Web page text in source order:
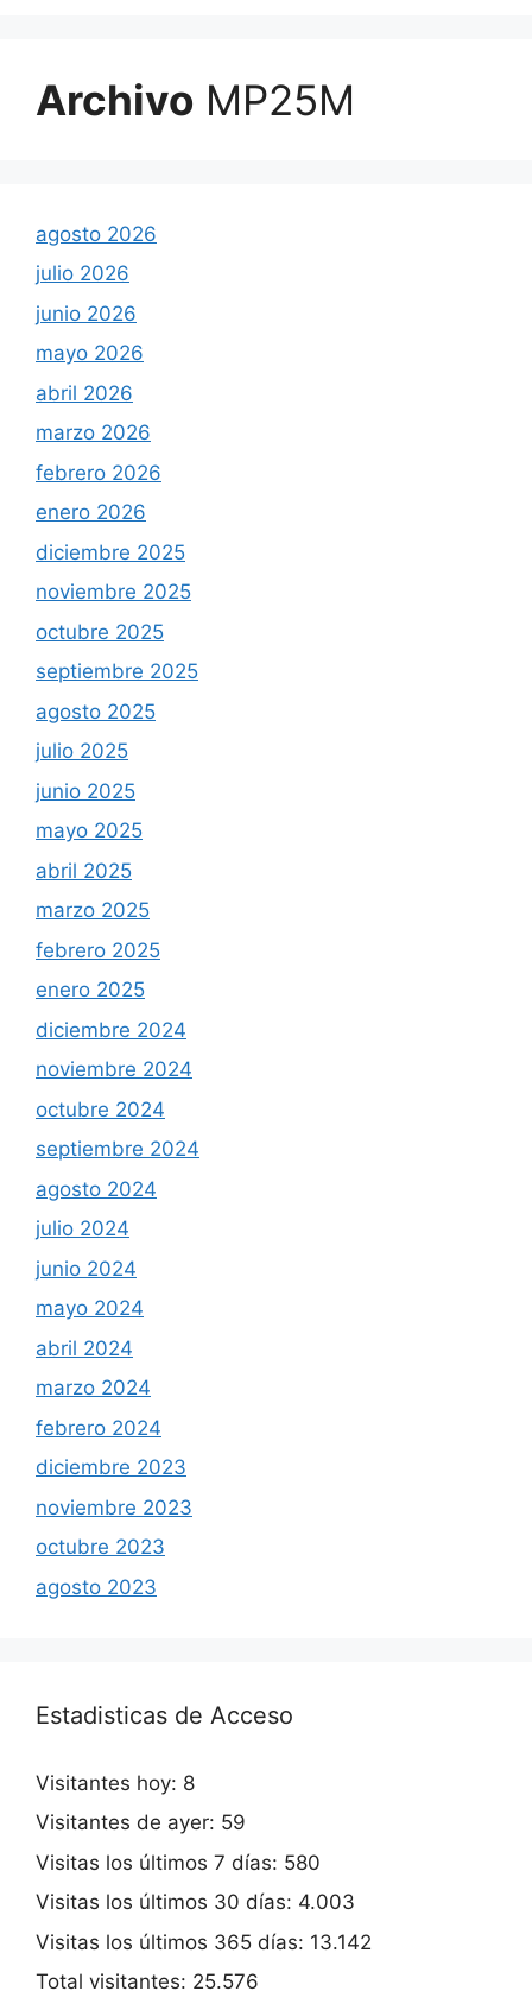
Archivo MP25M
agosto 2026
julio 2026
junio 2026
mayo 2026
abril 2026
marzo 2026
febrero 2026
enero 2026
diciembre 2025
noviembre 2025
octubre 2025
septiembre 2025
agosto 2025
julio 2025
junio 2025
mayo 2025
abril 2025
marzo 2025
febrero 2025
enero 2025
diciembre 2024
noviembre 2024
octubre 2024
septiembre 2024
agosto 2024
julio 2024
junio 2024
mayo 2024
abril 2024
marzo 2024
febrero 2024
diciembre 2023
noviembre 2023
octubre 2023
agosto 2023
Estadisticas de Acceso
Visitantes hoy: 8
Visitantes de ayer: 59
Visitas los últimos 7 días: 580
Visitas los últimos 30 días: 4.003
Visitas los últimos 365 días: 13.142
Total visitantes: 25.576